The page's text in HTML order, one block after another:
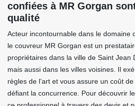
confiées à MR Gorgan
qualité
Acteur incontournable dans le domaine
le couvreur MR Gorgan est un
propriétaires dans la ville de Saint Jean
mais aussi dans les villes voisines. Il
règles de l’art et vous assure un coût
défiant la concurrence. Pour découvrir